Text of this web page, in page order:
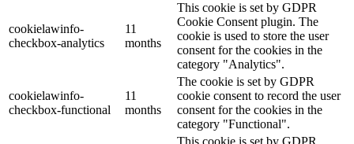
cookielawinfo-
checkbox-analytics
11
months
This cookie is set by GDPR
Cookie Consent plugin. The
cookie is used to store the user
consent for the cookies in the
category "Analytics".
cookielawinfo-
checkbox-functional
11
months
The cookie is set by GDPR
cookie consent to record the user
consent for the cookies in the
category "Functional".